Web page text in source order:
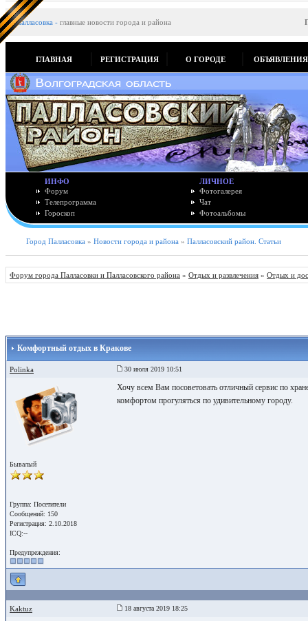
Палласовка - главные новости города и района
ГЛАВНАЯ РЕГИСТРАЦИЯ О ГОРОДЕ ОБЪЯВЛЕНИЯ
ИНФО
Форум
Телепрограмма
Гороскоп
ЛИЧНОЕ
Фотогалерея
Чат
Фотоальбомы
Город Палласовка » Новости города и района » Палласовский район. Статьи
Форум города Палласовки и Палласовского района » Отдых и развлечения » Отдых и
Комфортный отдых в Кракове
Polinka 30 июля 2019 10:51
Бывалый
Группа: Посетители
Сообщений: 150
Регистрация: 2.10.2018
ICQ:--
Предупреждения:
Хочу всем Вам посоветовать отличный сервис по
комфортом прогуляться по удивительному городу.
Kaktuz 18 августа 2019 18:25